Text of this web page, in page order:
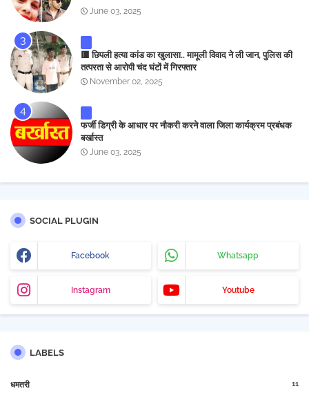
June 03, 2025
🟥 छिपली हत्या कांड का खुलासा.. मामूली विवाद ने ली जान, पुलिस की
तत्परता से आरोपी चंद घंटों में गिरफ्तार
November 02, 2025
फर्जी डिग्री के आधार पर नौकरी करने वाला जिला कार्यक्रम प्रबंधक
बर्खास्त
June 03, 2025
SOCIAL PLUGIN
Facebook Whatsapp
Instagram Youtube
LABELS
धमतरी 11